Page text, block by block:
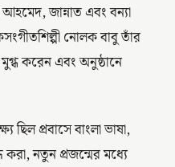
জান্নাত এবং বন্যা
নোলক বাবু তাঁর
মুগ্ধ করেন এবং অনুষ্ঠানে
প্রবাসে বাংলা ভাষা,
নতুন প্রজন্মের মধ্যে